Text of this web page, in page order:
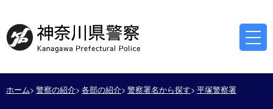
ホーム 警察の紹介 各部の紹介 警察署名から探す 平塚警察署